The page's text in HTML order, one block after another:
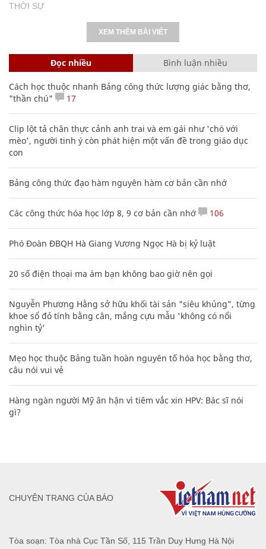
THỜI SỰ
XEM THÊM BÀI VIẾT
Đọc nhiều Bình luận nhiều
Cách học thuộc nhanh Bảng công thức lượng giác bằng thơ,
"thần chú"
17
Clip lột tả chân thực cảnh anh trai và em gái như 'chó với
mèo', người tinh ý còn phát hiện một vấn đề trong giáo dục
con
Bảng công thức đạo hàm nguyên hàm cơ bản cần nhớ
Các công thức hóa học lớp 8, 9 cơ bản cần nhớ 106
Phó Đoàn ĐBQH Hà Giang Vương Ngọc Hà bị kỷ luật
20 số điện thoại ma ám bạn không bao giờ nên gọi
Nguyễn Phương Hằng sở hữu khối tài sản "siêu khủng", từng
khoe sổ đỏ tính bằng cân, mắng cựu mẫu 'không có nổi
nghìn tỷ'
Mẹo học thuộc Bảng tuần hoàn nguyên tố hóa học bằng thơ,
câu nói vui vẻ
Hàng ngàn người Mỹ ân hận vì tiêm vắc xin HPV: Bác sĩ nói
gì?
Tòa soạn: Tòa nhà Cục Tần Số, 115 Trần Duy Hưng Hà Nội
CHUYÊN TRANG CỦA BÁO